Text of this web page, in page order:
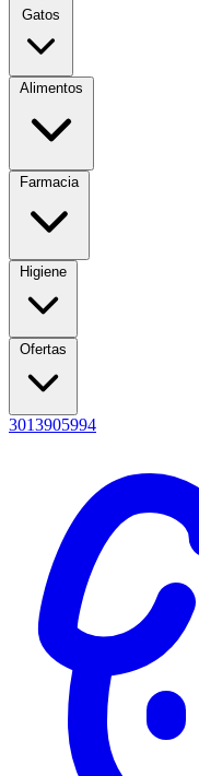
Gatos
Alimentos
Farmacia
Higiene
Ofertas
3013905994